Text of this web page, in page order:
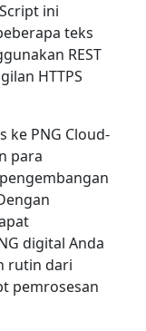
ini
teks
REST
HTTPS
ke PNG Cloud-
para
digital Anda
rutin dari
pemrosesan